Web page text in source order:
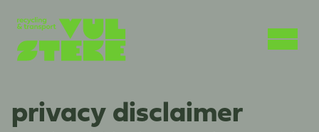
privacy disclaimer